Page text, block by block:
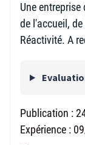
Une
de l'accueil,
Réactivité. A
Publication :
Expérience :